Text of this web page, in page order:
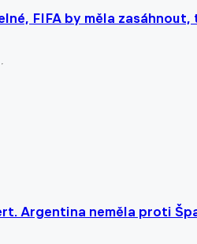
FIFA by měla
Argentina neměla proti